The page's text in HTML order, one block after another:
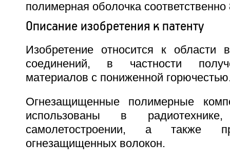
полимерная оболочка соответственно
Описание изобретения к патенту
Изобретение относится к области
соединений, в частности
материалов с пониженной
Огнезащищенные полимерные
использованы в
самолетостроении, а также
огнезащищенных волокон.